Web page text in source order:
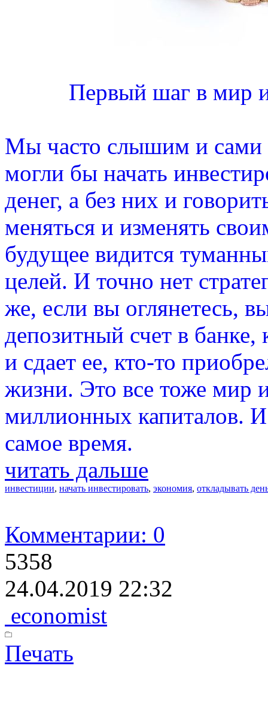
Первый шаг в мир
Мы часто слышим и сами
могли бы начать
денег, а без них и
меняться и изменять
будущее видится
целей. И точно нет
же, если вы оглянетесь,
депозитный счет в банке,
и сдает ее, кто-то
жизни. Это все тоже мир
миллионных капиталов. И
самое время.
читать дальше
инвестиции, начать инвестировать, экономия, откладывать
Комментарии: 0
5358
24.04.2019 22:32
economist
Печать